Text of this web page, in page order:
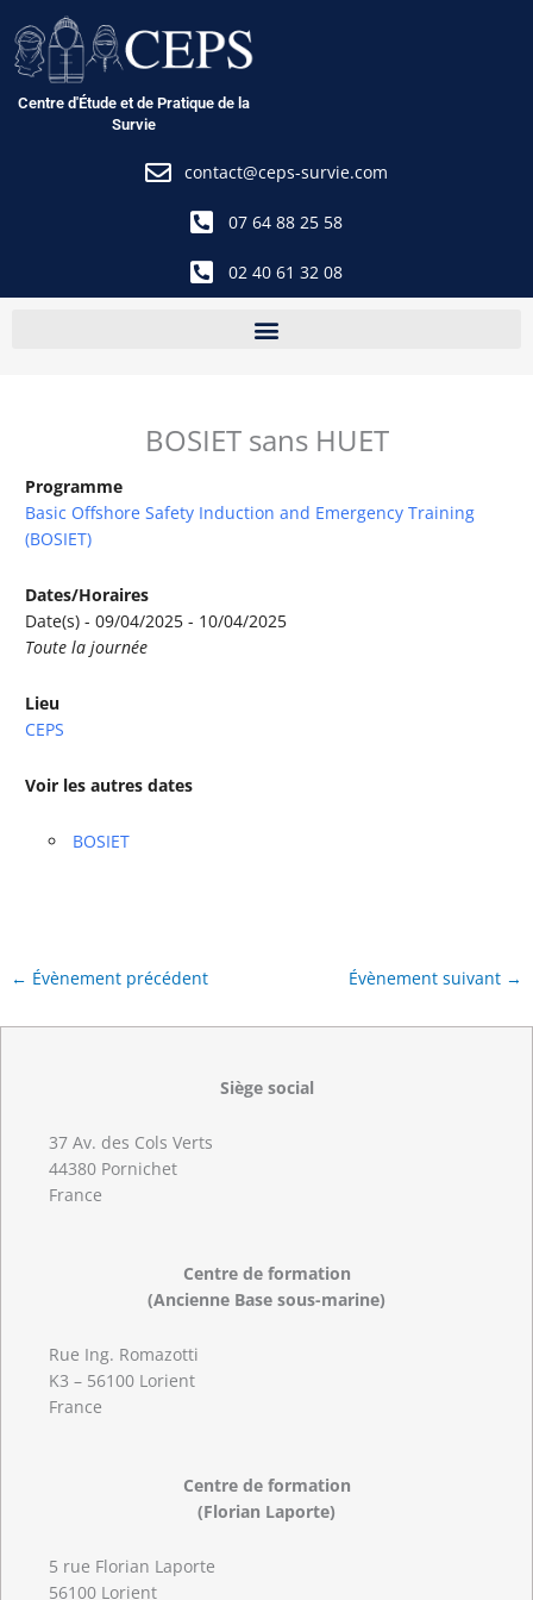
au
contenu
Centre d'Étude et de Pratique de la
Survie
contact@ceps-survie.com
07 64 88 25 58
02 40 61 32 08
BOSIET sans HUET
Programme
Basic Offshore Safety Induction and Emergency Training
(BOSIET)
Dates/Horaires
Date(s) - 09/04/2025 - 10/04/2025
Toute la journée
Lieu
CEPS
Voir les autres dates
BOSIET
← Évènement précédent Évènement suivant →
Siège social
37 Av. des Cols Verts
44380 Pornichet
France
Centre de formation
(Ancienne Base sous-marine)
Rue Ing. Romazotti
K3 – 56100 Lorient
France
Centre de formation
(Florian Laporte)
5 rue Florian Laporte
56100 Lorient